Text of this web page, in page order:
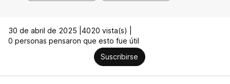
30 de abril de 2025 | 4020 vista(s) |
0 personas pensaron que esto fue útil
Suscribirse